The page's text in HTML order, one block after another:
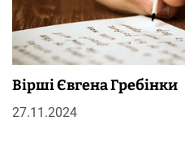
Вірші Євгена Гребінки
27.11.2024